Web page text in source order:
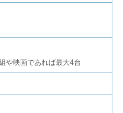
や映画であれば最大4台